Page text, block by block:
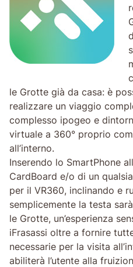
le Grotte già da casa: è
realizzare un viaggio
complesso ipogeo e
virtuale a 360° proprio
all’interno.
Inserendo lo SmartPhone
CardBoard e/o di un
per il VR360, inclinando e
semplicemente la testa
le Grotte, un’esperienza
iFrasassi oltre a fornire
necessarie per la visita
abiliterà l’utente alla